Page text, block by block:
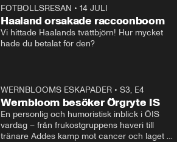
FOTBOLLSRESAN •14 JULI
Haaland orsakade raccoonboom
Vi hittade Haalands tvättbjörn! Hur mycket
hade du betalat för den?
Plus
WERNBLOOMS ESKAPADER •S3, E4
Wernbloom besöker Örgryte IS
En personlig och humoristisk inblick i ÖIS
vardag – från frukostgruppens haveri till
tränare Addes kamp mot cancer och laget